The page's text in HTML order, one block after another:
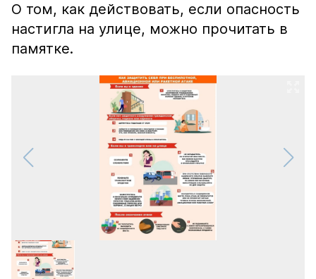
О том, как действовать, если опасность
настигла на улице, можно прочитать в
памятке.